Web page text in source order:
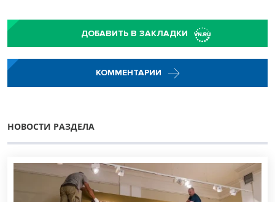
ДОБАВИТЬ В ЗАКЛАДКИ
КОММЕНТАРИИ
НОВОСТИ РАЗДЕЛА